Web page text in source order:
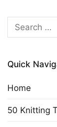
Search
for:
Quick
Home
50 Knitting